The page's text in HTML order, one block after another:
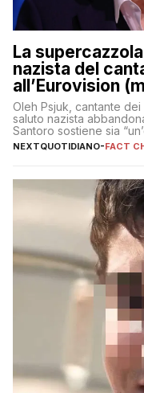
La
nazista del
all’Eurovision
Oleh Psjuk, cantante dei
saluto nazista
Santoro sostiene sia
così
NEXTQUOTIDIANO-FACT